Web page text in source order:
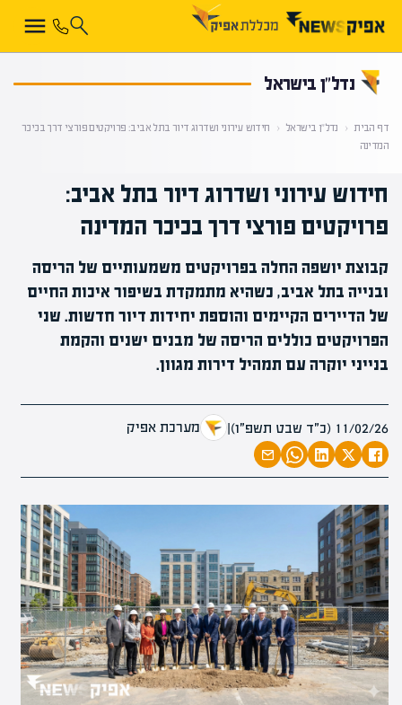
נדל”ן בישראל
דף הבית ‹ נדל”ן בישראל ‹
חידוש עירוני ושדרוג דיור בתל אביב: פרויקטים פורצי דרך בכיכר
המדינה
חידוש עירוני ושדרוג דיור בתל אביב:
פרויקטים פורצי דרך בכיכר המדינה
קבוצת יושפה החלה בפרויקטים משמעותיים של הריסה
ובנייה בתל אביב, כשהיא מתמקדת בשיפור איכות החיים
של הדיירים הקיימים והוספת יחידות דיור חדשות. שני
הפרויקטים כוללים הריסה של מבנים ישנים והקמת
בנייני יוקרה עם תמהיל דירות מגוון.
11/02/26 (כ״ד שבט תשפ״ו) | מערכת אפיק